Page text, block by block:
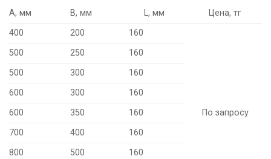
A, мм B, мм L, мм
Цена, тг
400
200 160
По запросу
500 250
160
500
300
160
600
300
160
600
350
160
700
400
160
800
500
160